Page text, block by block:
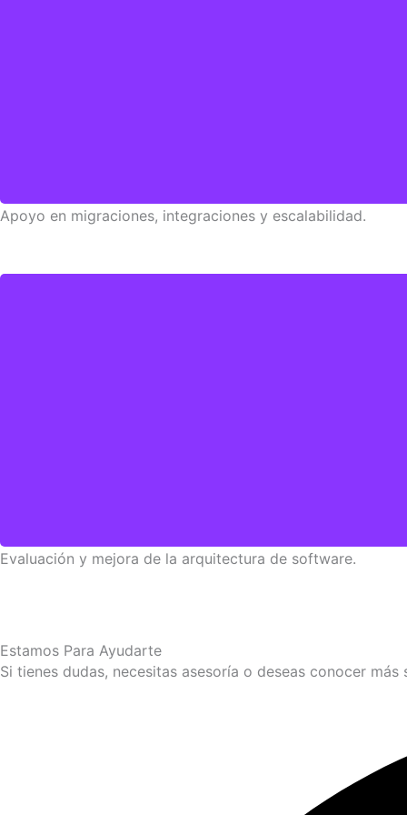
Apoyo en migraciones, integraciones y escalabilidad​.
Evaluación y mejora de la arquitectura de software.
Estamos Para Ayudarte
Si tienes dudas, necesitas asesoría o deseas conocer